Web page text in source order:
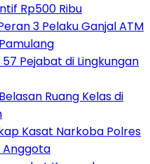
Rp500 Ribu
3 Pelaku Ganjal ATM
Pejabat di Lingkungan
Ruang Kelas di
Kasat Narkoba Polres
Anggota